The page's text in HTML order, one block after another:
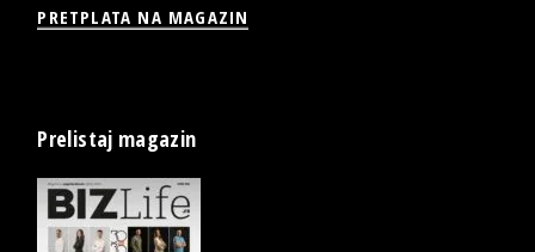
PRETPLATA NA MAGAZIN
Prelistaj magazin